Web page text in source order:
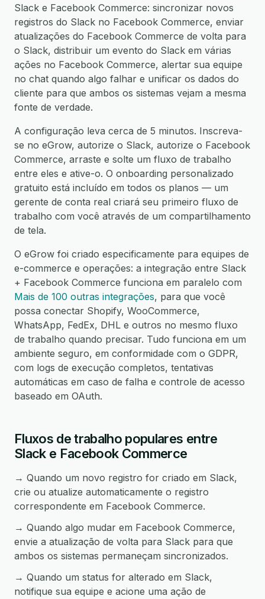
Slack e Facebook Commerce: sincronizar novos
registros do Slack no Facebook Commerce, enviar
atualizações do Facebook Commerce de volta para
o Slack, distribuir um evento do Slack em várias
ações no Facebook Commerce, alertar sua equipe
no chat quando algo falhar e unificar os dados do
cliente para que ambos os sistemas vejam a mesma
fonte de verdade.
A configuração leva cerca de 5 minutos. Inscreva-
se no eGrow, autorize o Slack, autorize o Facebook
Commerce, arraste e solte um fluxo de trabalho
entre eles e ative-o. O onboarding personalizado
gratuito está incluído em todos os planos — um
gerente de conta real criará seu primeiro fluxo de
trabalho com você através de um compartilhamento
de tela.
O eGrow foi criado especificamente para equipes de
e-commerce e operações: a integração entre Slack
+ Facebook Commerce funciona em paralelo com
Mais de 100 outras integrações, para que você
possa conectar Shopify, WooCommerce,
WhatsApp, FedEx, DHL e outros no mesmo fluxo
de trabalho quando precisar. Tudo funciona em um
ambiente seguro, em conformidade com o GDPR,
com logs de execução completos, tentativas
automáticas em caso de falha e controle de acesso
baseado em OAuth.
Fluxos de trabalho populares entre
Slack e Facebook Commerce
→ Quando um novo registro for criado em Slack,
crie ou atualize automaticamente o registro
correspondente em Facebook Commerce.
→ Quando algo mudar em Facebook Commerce,
envie a atualização de volta para Slack para que
ambos os sistemas permaneçam sincronizados.
→ Quando um status for alterado em Slack,
notifique sua equipe e acione uma ação de